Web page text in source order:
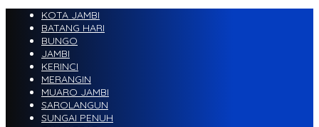
KOTA JAMBI
BATANG HARI
BUNGO
JAMBI
KERINCI
MERANGIN
MUARO JAMBI
SAROLANGUN
SUNGAI PENUH